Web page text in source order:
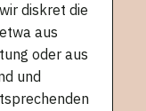
diskret die
aus
oder aus
und